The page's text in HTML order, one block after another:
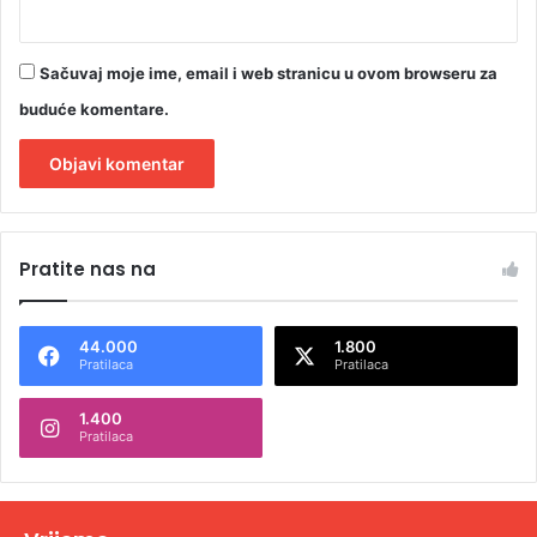
Sačuvaj moje ime, email i web stranicu u ovom browseru za
buduće komentare.
t
n
t
v
Pratite nas na
44.000
Pratilaca
1.800
Pratilaca
1.400
Pratilaca